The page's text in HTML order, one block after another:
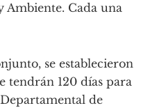
Ambiente. Cada una
se establecieron
tendrán 120 días para
de